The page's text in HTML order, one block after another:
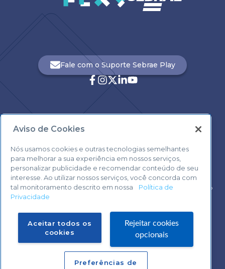
0800 570 0800
Fale com o Suporte Sebrae Play
Voltar ao topo
Aviso de Cookies
Nós usamos cookies e outras tecnologias semelhantes
para melhorar a sua experiência em nossos serviços,
personalizar publicidade e recomendar conteúdo de seu
interesse. Ao utilizar nossos serviços, você concorda com
tal monitoramento descrito em nossa
Política de
Privacidade
Aceitar todos os
cookies
Rejeitar cookies
opcionais
Preferências de